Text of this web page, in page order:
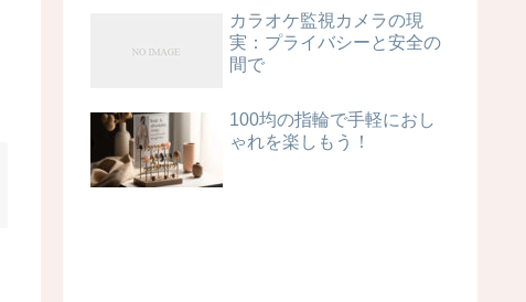
カラオケ監視カメラの現
実：プライバシーと安全の
間で
100均の指輪で手軽におし
ゃれを楽しもう！